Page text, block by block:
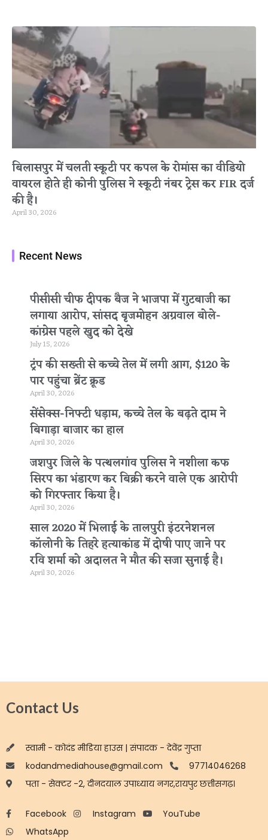
बिलासपुर में चलती स्कूटी पर कपल के रोमांस का वीडियो
वायरल होते ही कोनी पुलिस ने स्कूटी नंबर ट्रेस कर FIR दर्ज
की है।
April 30, 2026
Recent News
पीसीसी चीफ दीपक बैज ने भाजपा में गुटबाजी का
लगाया आरोप, सांसद बृजमोहन अग्रवाल बोले-
कांग्रेस पहले खुद को देखे
July 15, 2026
ट्रंप की सख्ती से कच्चे तेल में लगी आग, $120 के
पार पहुंचा ब्रेंट क्रूड
April 30, 2026
सेंसेक्स-निफ्टी धड़ाम, कच्चे तेल के बढ़ते दाम ने
बिगाड़ा बाजार का हाल
April 30, 2026
जशपुर जिले के पत्थलगांव पुलिस ने नशीला कफ
सिरप का भंडारण कर बिक्री करने वाले एक आरोपी
को गिरफ्तार किया है।
April 30, 2026
साल 2020 में भिलाई के तालपुरी इंटरनेशनल
कॉलोनी के तिहरे हत्याकांड में दोषी पाए जाने पर
रवि शर्मा को अदालत ने मौत की सजा सुनाई है।
April 30, 2026
Contact Us
स्वामी - कोदंड मीडिया हाउस | संपादक - देवेंद्र गुप्ता
kodandmediahouse@gmail.com
97714046268
पता - सेक्टर -2, दीनदयाल उपाध्याय नगर,रायपुर छत्तीसगढ़।
Facebook Instagram
YouTube
WhatsApp